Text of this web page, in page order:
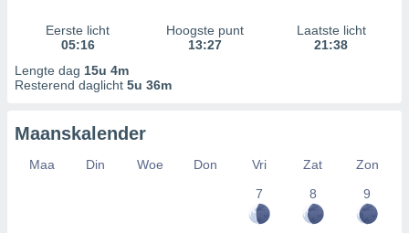
Eerste licht
05:16
Hoogste punt
13:27
Laatste licht
21:38
Lengte dag 15u 4m
Resterend daglicht 5u 36m
Maanskalender
Maa Din Woe Don Vri Zat
Zon
7
8 9